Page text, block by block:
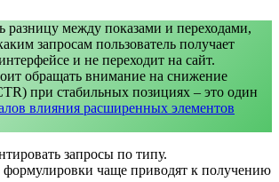
разницу между показами и переходами,
запросам пользователь получает
и не переходит на сайт.
обращать внимание на снижение
при стабильных позициях – это один
влияния расширенных элементов
запросы по типу.
чаще приводят к получению